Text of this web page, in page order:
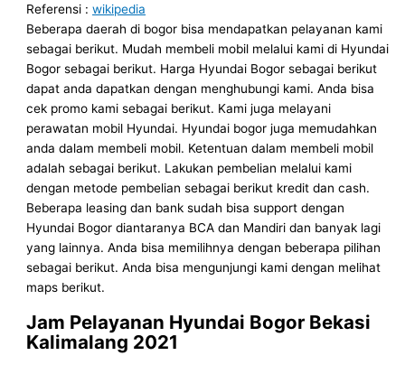
Referensi :wikipedia
Beberapa daerah di bogor bisa mendapatkan pelayanan kami
sebagai berikut. Mudah membeli mobil melalui kami di Hyundai
Bogor sebagai berikut. Harga Hyundai Bogor sebagai berikut
dapat anda dapatkan dengan menghubungi kami. Anda bisa
cek promo kami sebagai berikut. Kami juga melayani
perawatan mobil Hyundai. Hyundai bogor juga memudahkan
anda dalam membeli mobil. Ketentuan dalam membeli mobil
adalah sebagai berikut. Lakukan pembelian melalui kami
dengan metode pembelian sebagai berikut kredit dan cash.
Beberapa leasing dan bank sudah bisa support dengan
Hyundai Bogor diantaranya BCA dan Mandiri dan banyak lagi
yang lainnya. Anda bisa memilihnya dengan beberapa pilihan
sebagai berikut. Anda bisa mengunjungi kami dengan melihat
maps berikut.
Jam Pelayanan Hyundai Bogor Bekasi
Kalimalang 2021